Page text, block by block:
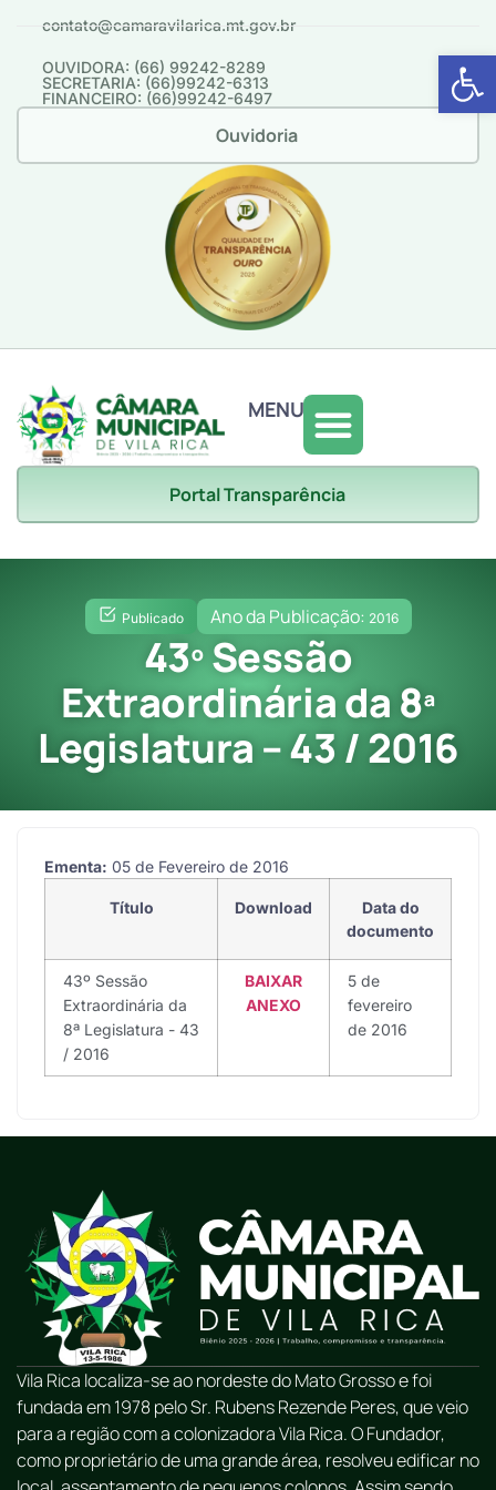
Abrir
contato@camaravilarica.mt.gov.br
OUVIDORA: (66) 99242-8289
SECRETARIA: (66)99242-6313
FINANCEIRO: (66)99242-6497
Ouvidoria
MENU
Portal Transparência
Publicado Ano da Publicação: 2016
43º Sessão
Extraordinária da 8ª
Legislatura – 43 / 2016
Ementa: 05 de Fevereiro de 2016
Título Download
Data do
documento
43º Sessão
Extraordinária da
8ª Legislatura - 43
/ 2016
BAIXAR
ANEXO
5 de
fevereiro
de 2016
Vila Rica localiza-se ao nordeste do Mato Grosso e foi
fundada em 1978 pelo Sr. Rubens Rezende Peres, que veio
para a região com a colonizadora Vila Rica. O Fundador,
como proprietário de uma grande área, resolveu edificar no